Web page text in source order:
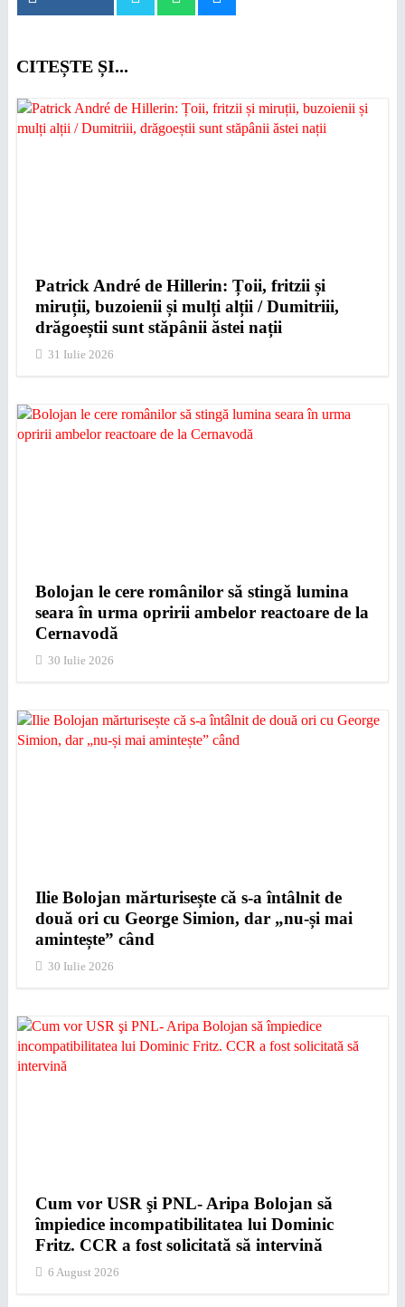
CITEȘTE ȘI...
Patrick André de Hillerin: Țoii, fritzii și
miruții, buzoienii și mulți alții / Dumitriii,
drăgoeștii sunt stăpânii ăstei nații
31 Iulie 2026
Bolojan le cere românilor să stingă lumina
seara în urma opririi ambelor reactoare de la
Cernavodă
30 Iulie 2026
Ilie Bolojan mărturisește că s-a întâlnit de
două ori cu George Simion, dar „nu-și mai
amintește” când
30 Iulie 2026
Cum vor USR şi PNL- Aripa Bolojan să
împiedice incompatibilitatea lui Dominic
Fritz. CCR a fost solicitată să intervină
6 August 2026